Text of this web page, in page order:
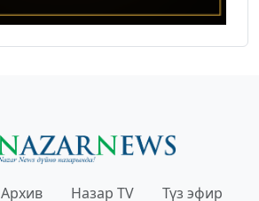
Архив Назар TV Түз эфир